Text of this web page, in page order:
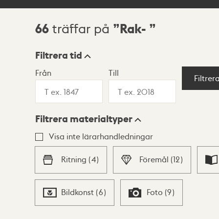
Sökresultat
66 träffar på Rak-
Visningsläge
Lista Karta
Filtrera tid
Från Till
Filtrera materialtyper
Visa inte lärarhandledningar
Ritning (4) Föremål (12)
Bildkonst (6) Foto (9)